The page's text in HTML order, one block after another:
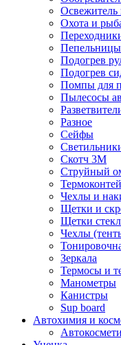
Освежитель
Охота и
Пепельницы
Подогрев
Подогрев
Помпы для
Пылесосы
Разное
Сейфы
Скотч 3М
Струйный
Чехлы и
Щетки и
Щетки
Чехлы
Зеркалa
Термосы и
Манометры
Канистры
Sup board
Автохимия и